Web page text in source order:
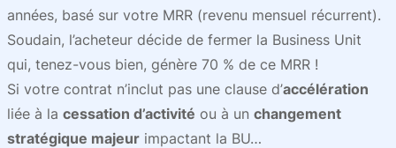
années, basé sur votre MRR (revenu mensuel récurrent).
Soudain, l’acheteur décide de fermer la Business Unit
qui, tenez-vous bien, génère 70 % de ce MRR !
Si votre contrat n’inclut pas une clause d’accélération
liée à la cessation d’activité ou à un changement
stratégique majeur impactant la BU…